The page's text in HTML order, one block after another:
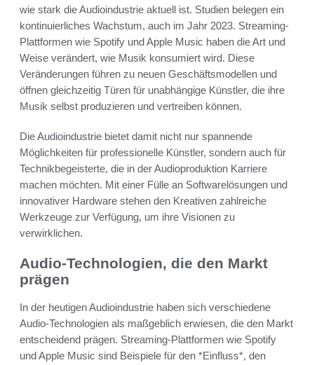
wie stark die Audioindustrie aktuell ist. Studien belegen ein
kontinuierliches Wachstum, auch im Jahr 2023. Streaming-
Plattformen wie Spotify und Apple Music haben die Art und
Weise verändert, wie Musik konsumiert wird. Diese
Veränderungen führen zu neuen Geschäftsmodellen und
öffnen gleichzeitig Türen für unabhängige Künstler, die ihre
Musik selbst produzieren und vertreiben können.
Die Audioindustrie bietet damit nicht nur spannende
Möglichkeiten für professionelle Künstler, sondern auch für
Technikbegeisterte, die in der Audioproduktion Karriere
machen möchten. Mit einer Fülle an Softwarelösungen und
innovativer Hardware stehen den Kreativen zahlreiche
Werkzeuge zur Verfügung, um ihre Visionen zu
verwirklichen.
Audio-Technologien, die den Markt
prägen
In der heutigen Audioindustrie haben sich verschiedene
Audio-Technologien als maßgeblich erwiesen, die den Markt
entscheidend prägen. Streaming-Plattformen wie Spotify
und Apple Music sind Beispiele für den *Einfluss*, den